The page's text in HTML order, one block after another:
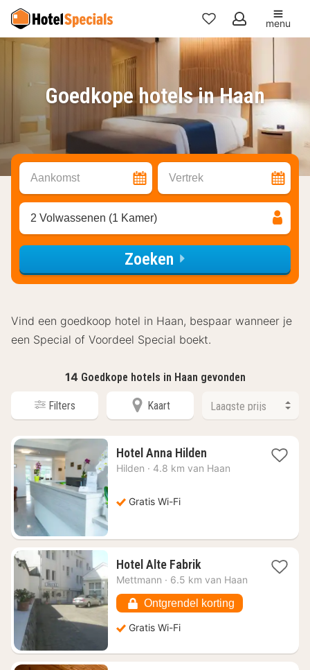
Mijn
favorieten
menu
Goedkope hotels in Haan
Aankomst Vertrek
2 Volwassenen (1 Kamer)
Zoeken
Vind een goedkoop hotel in Haan, bespaar wanneer je
een Special of Voordeel Special boekt.
14 Goedkope hotels in Haan gevonden
Filters Kaart
Hotel Anna Hilden1
nacht
Hilden · 4.8 km van Haan
Gratis Wi-Fi
Hotel Alte Fabrik1
nacht
€
58,88
Mettmann · 6.5 km van Haan
Ontgrendel korting
Gratis Wi-Fi